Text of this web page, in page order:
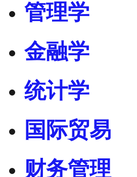
管理学
金融学
统计学
国际贸易
财务管理